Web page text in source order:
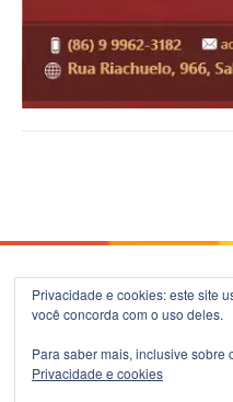
© 2026 Blog do B.Silva -
Privacidade e cookies: este site
você concorda com o uso deles.
Para saber mais, inclusive sobre
Privacidade e cookies